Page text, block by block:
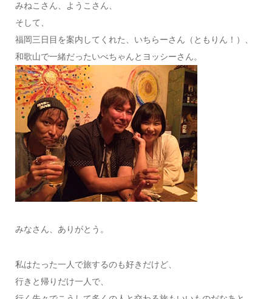
みねこさん、ようこさん、
そして、
福岡三日目を案内してくれた、いちらーさん（ともりん！）、
和歌山で一緒だったいべちゃんとヨッシーさん。
みなさん、ありがとう。
私はたった一人で旅するのも好きだけど、
行きと帰りだけ一人で、